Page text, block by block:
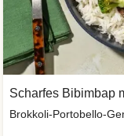
Scharfes Bibimbap
Brokkoli-Portobello-